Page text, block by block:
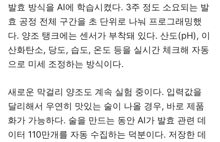
발효 방식을 AI에 학습시켰다. 3주 정도 소요되는 발
효 공정 전체 구간을 초 단위로 나눠 프로그래밍했
다. 양조 탱크에는 센서가 부착돼 있다. 산도(pH), 이
산화탄소, 당도, 습도, 온도 등을 실시간 체크해 자동
으로 미세 조정하는 방식이다.
새로운 막걸리 양조도 계속 실험 중이다. 입력값을
달리해서 우연히 맛있는 술이 나올 경우, 바로 제품
화가 가능하다. 술을 만드는 동안 AI가 발효 관련 데
이터 110만개를 자동 수집하는 덕분이다. 저장한 데